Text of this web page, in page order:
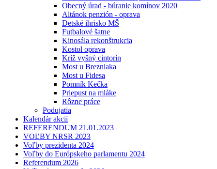
Obecný úrad - búranie komínov 2020
Altánok penzión - oprava
Detské ihrisko MŠ
Futbalové šatne
Kinosála rekonštrukcia
Kostol oprava
Kríž vyšný cintorín
Most u Brezniaka
Most u Fidesa
Pomník Kečka
Priepust na mláke
Rôzne práce
Podujatia
Kalendár akcií
REFERENDUM 21.01.2023
VOĽBY NRSR 2023
Voľby prezidenta 2024
Voľby do Európskeho parlamentu 2024
Referendum 2026